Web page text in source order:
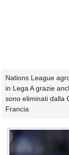
Nations League
in Lega A grazie
sono eliminati dalla
Francia